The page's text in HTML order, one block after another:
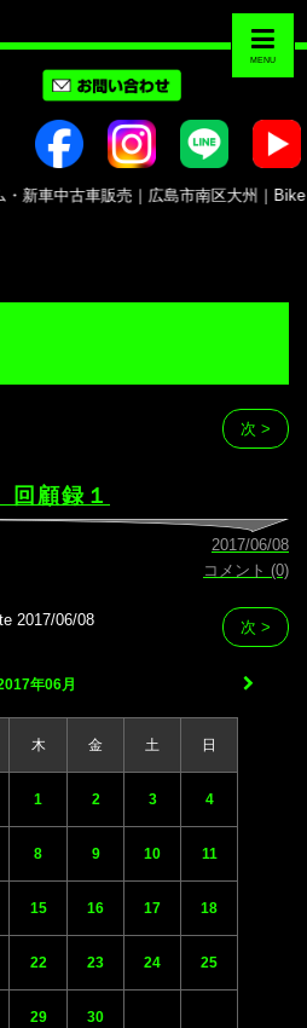
MENU
新車中古車販売｜広島市南区大州｜Bike
次 >
顧録１
2017/06/08
コメント (0)
次 >
2017/06/08
年06月
木 金 土 日
1 2 3 4
8 9 10 11
15 16 17 18
22 23 24 25
29 30